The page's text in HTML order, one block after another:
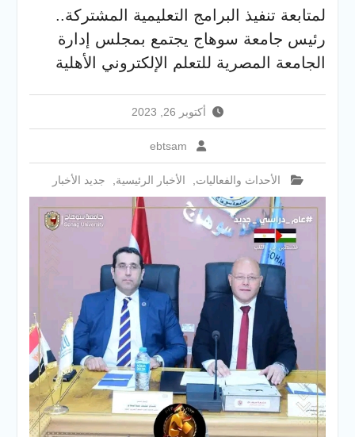
الجديدة
جامعة سوهاج تفتح أبوابها
لطلاب الثانوية العامة فى أولى
أيام المرحلة الأولى للتنسيق
الإلكتروني للقبول بالجامعات
2026
لمتابعة تنفيذ البرامج التعليمية المشتركة..
رئيس جامعة سوهاج يجتمع بمجلس إدارة
الجامعة المصرية للتعلم الإلكتروني الأهلية
أكتوبر 26, 2023
ebtsam
الأحداث والفعاليات الأخبار الرئيسية جديد الأخبار